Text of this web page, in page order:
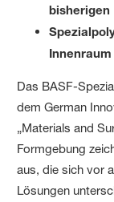
bisherigen
Das BASF-
dem German
„Materials and
Formgebung
aus, die sich vor
Lösungen